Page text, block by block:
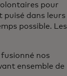
pour
puisé dans leurs
possible. Les
nos
ensemble de